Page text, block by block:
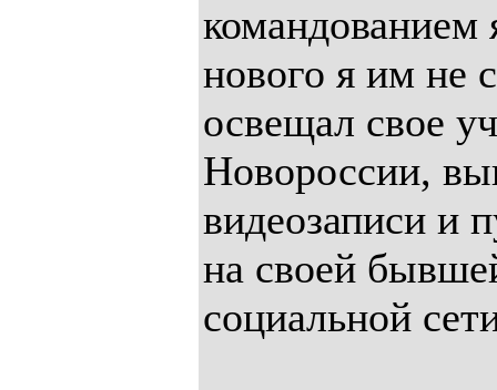
командованием
нового я им не
освещал свое
Новороссии,
видеозаписи и
на своей
социальной